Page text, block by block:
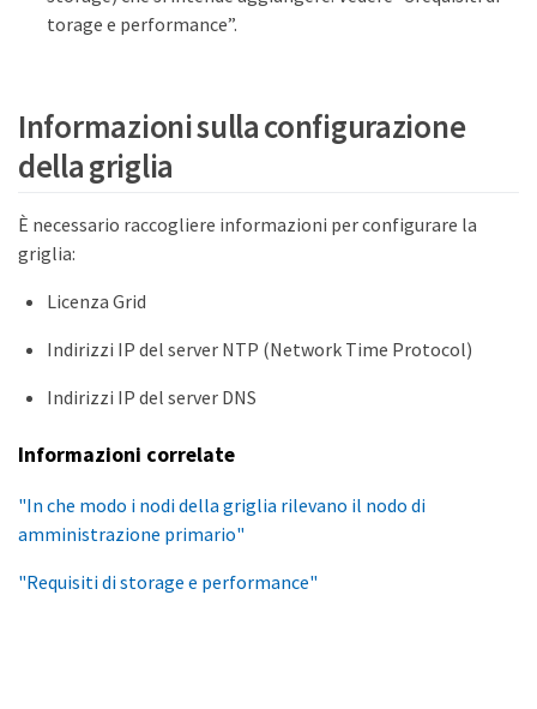
torage e performance”.
Informazioni sulla configurazione
della griglia
È necessario raccogliere informazioni per configurare la
griglia:
Licenza Grid
Indirizzi IP del server NTP (Network Time Protocol)
Indirizzi IP del server DNS
Informazioni correlate
"In che modo i nodi della griglia rilevano il nodo di
amministrazione primario"
"Requisiti di storage e performance"